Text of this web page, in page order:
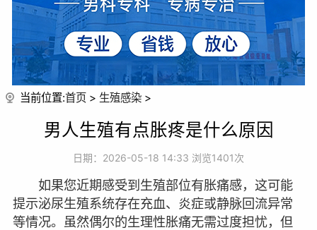
当前位置:首页 > 生殖感染 >
男人生殖有点胀疼是什么原因
日期：2026-05-18 14:33 浏览1401次
如果您近期感受到生殖部位有胀痛感，这可能
提示泌尿生殖系统存在充血、炎症或静脉回流异常
等情况。虽然偶尔的生理性胀痛无需过度担忧，但